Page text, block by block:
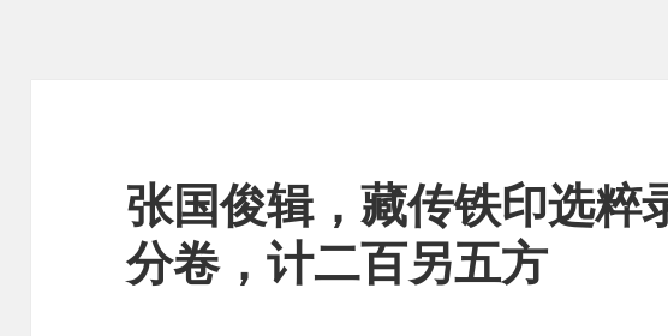
张国俊辑，藏传铁印选粹
分卷，计二百另五方